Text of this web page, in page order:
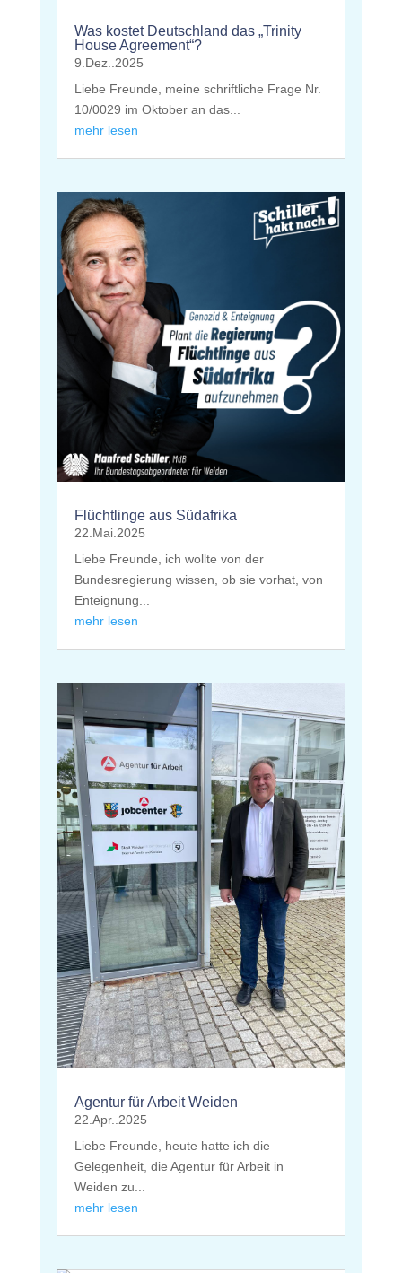
Was kostet Deutschland das „Trinity
House Agreement“?
9.Dez..2025
Liebe Freunde, meine schriftliche Frage Nr.
10/0029 im Oktober an das...
mehr lesen
Flüchtlinge aus Südafrika
22.Mai.2025
Liebe Freunde, ich wollte von der
Bundesregierung wissen, ob sie vorhat, von
Enteignung...
mehr lesen
Agentur für Arbeit Weiden
22.Apr..2025
Liebe Freunde, heute hatte ich die
Gelegenheit, die Agentur für Arbeit in
Weiden zu...
mehr lesen